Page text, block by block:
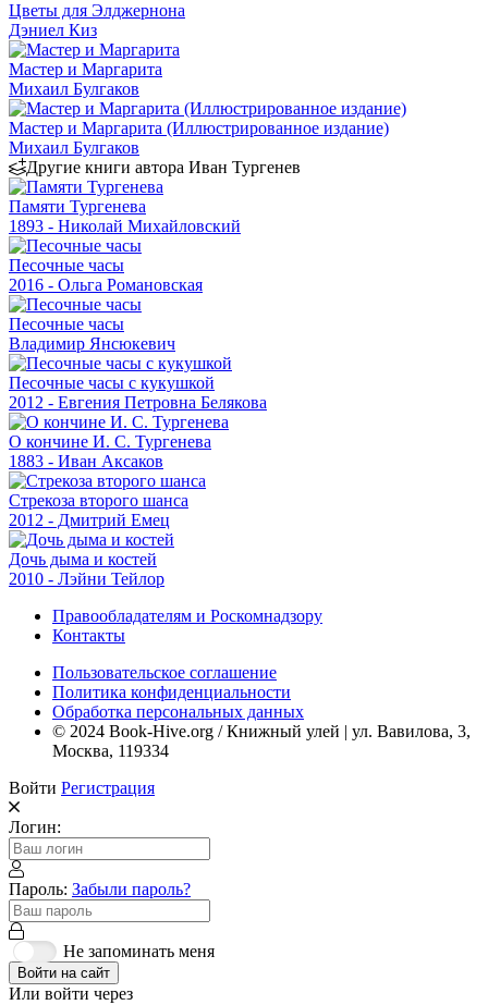
Цветы для Элджернона
Дэниел Киз
Мастер и Маргарита
Михаил Булгаков
Мастер и Маргарита (Иллюстрированное издание)
Михаил Булгаков
Другие книги автора Иван Тургенев
Памяти Тургенева
1893 - Николай Михайловский
Песочные часы
2016 - Ольга Романовская
Песочные часы
Владимир Янсюкевич
Песочные часы с кукушкой
2012 - Евгения Петровна Белякова
О кончине И. С. Тургенева
1883 - Иван Аксаков
Стрекоза второго шанса
2012 - Дмитрий Емец
Дочь дыма и костей
2010 - Лэйни Тейлор
Правообладателям и Роскомнадзору
Контакты
Пользовательское соглашение
Политика конфиденциальности
Обработка персональных данных
© 2024 Book-Hive.org / Книжный улей | ул. Вавилова, 3,
Москва, 119334
Войти Регистрация
Логин:
Пароль: Забыли пароль?
Не запоминать меня
Войти на сайт
Или войти через